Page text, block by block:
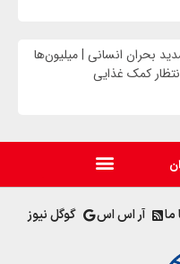
بحران انسانی | میلیون‌ها
کمک غذایی
آر اس اس گوگل نیوز